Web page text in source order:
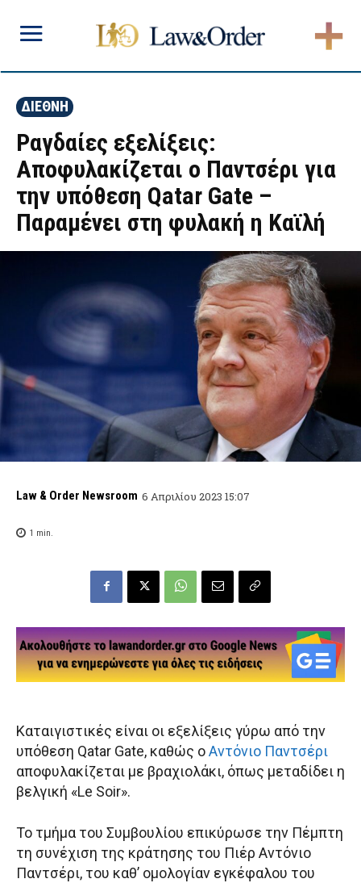
ΔΙΕΘΝΗ
Ραγδαίες εξελίξεις:
Αποφυλακίζεται ο Παντσέρι για
την υπόθεση Qatar Gate –
Παραμένει στη φυλακή η Καϊλή
Law & Order Newsroom 6 Απριλίου 2023 15:07
1 min.
Καταιγιστικές είναι οι εξελίξεις γύρω από την
υπόθεση Qatar Gate, καθώς οΑντόνιο Παντσέρι
αποφυλακίζεται με βραχιολάκι, όπως μεταδίδει η
βελγική «Le Soir».
Το τμήμα του Συμβουλίου επικύρωσε την Πέμπτη
τη συνέχιση της κράτησης του Πιέρ Αντόνιο
Παντσέρι, του καθ’ ομολογίαν εγκέφαλου του